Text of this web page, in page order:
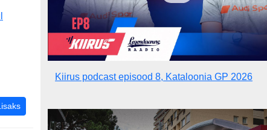
vormel-1 uudised
Kiirus podcast episood 8, Kataloonia GP 2026